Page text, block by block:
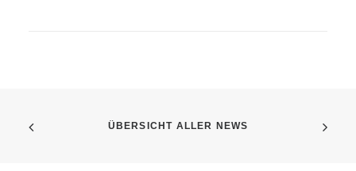
ÜBERSICHT ALLER NEWS